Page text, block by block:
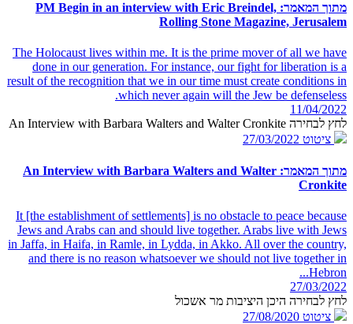
מתוך המאמר: PM Begin in an interview with Eric Breindel,
Rolling Stone Magazine, Jerusalem
The Holocaust lives within me. It is the prime mover of all we have
done in our generation. For instance, our fight for liberation is a
result of the recognition that we in our time must create conditions in
which never again will the Jew be defenseless.
11/04/2022
לחץ לבחירה An Interview with Barbara Walters and Walter Cronkite
ציטוט 27/03/2022
מתוך המאמר: An Interview with Barbara Walters and Walter
Cronkite
It [the establishment of settlements] is no obstacle to peace because
Jews and Arabs can and should live together. Arabs live with Jews
in Jaffa, in Haifa, in Ramle, in Lydda, in Akko. All over the country,
and there is no reason whatsoever we should not live together in
Hebron...
27/03/2022
לחץ לבחירה היכן היציבות מר אשכול
ציטוט 27/08/2020